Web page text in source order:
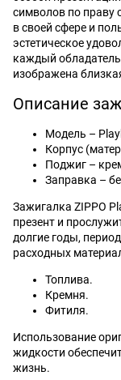
символов по праву
в своей сфере и
эстетическое
каждый обладатель
изображена
Описание
Модель –
Корпус
Поджиг –
Заправка –
Зажигалка ZIPPO
презент и
долгие годы,
расходных
Топлива.
Кремня.
Фитиля.
Использование
жидкости
жизнь.